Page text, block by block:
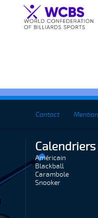
Contact
Calendriers
Américain
Blackball
Carambole
Snooker